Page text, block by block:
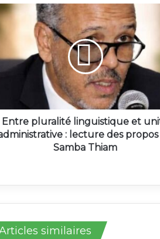
Entre pluralité linguistique et
: lecture des
Samba Thiam
similaires